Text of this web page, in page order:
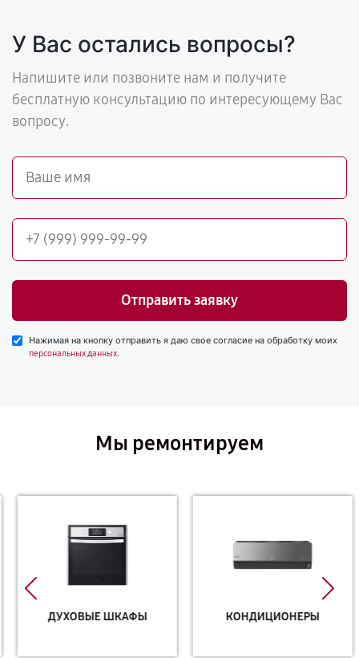
У Вас остались вопросы?
Напишите или позвоните нам и получите
бесплатную консультацию по интересующему Вас
вопросу.
Отправить заявку
Нажимая на кнопку отправить я даю свое согласие на обработку моих
персональных данных.
Мы ремонтируем
ДУХОВЫЕ ШКАФЫ КОНДИЦИОНЕРЫ